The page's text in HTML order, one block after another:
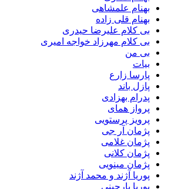
بهنام علمشاهی
بهنام قلی زاده
بی کلام علیرضا حیدری
بی کلام مهرزاد خواجه امیری
بی من
بیات
پارسا زارع
پازل باند
پدرام بهزادی
پرواز همای
پرویز پرستویی
پژمان آر جی
پژمان غلامی
پژمان کلانی
پژمان مینویی
پوریا آژند و محمد آژند
پوریا بارجینی